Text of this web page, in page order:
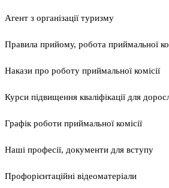
Агент з організації туризму
Правила прийому, робота приймальної
Накази про роботу приймальної комісії
Курси підвищення кваліфікації для
Графік роботи приймальної комісії
Наші професії, документи для вступу
Профорієнтаційні відеоматеріали